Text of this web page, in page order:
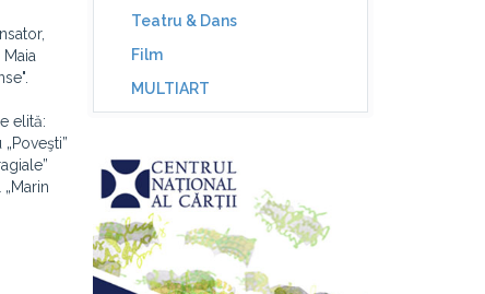
elită:
Teatru & Dans
Film
MULTIART